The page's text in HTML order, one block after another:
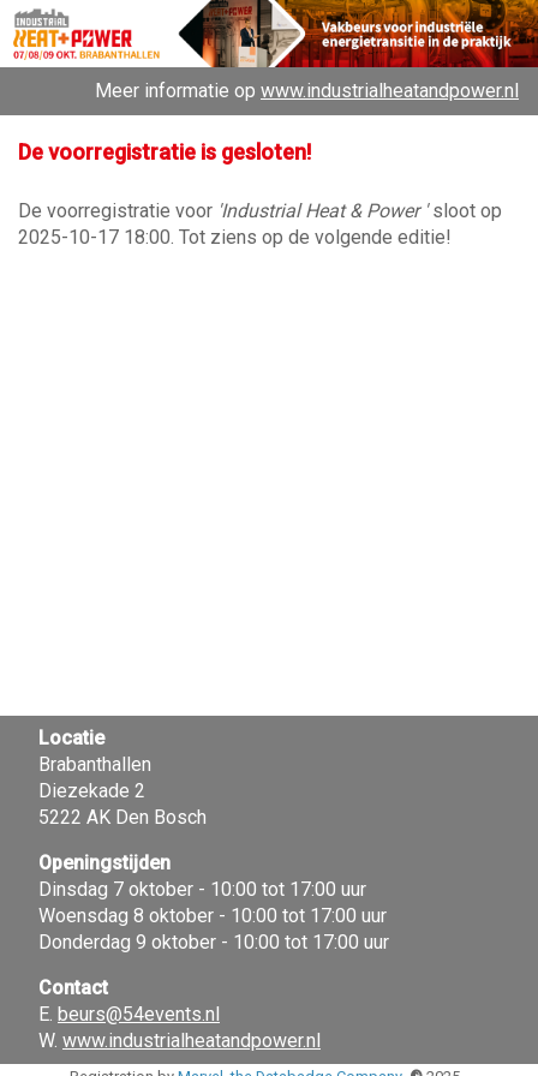
Meer informatie op www.industrialheatandpower.nl
De voorregistratie is gesloten!
De voorregistratie voor 'Industrial Heat & Power ' sloot op
2025-10-17 18:00. Tot ziens op de volgende editie!
Locatie
Brabanthallen
Diezekade 2
5222 AK Den Bosch
Openingstijden
Dinsdag 7 oktober - 10:00 tot 17:00 uur
Woensdag 8 oktober - 10:00 tot 17:00 uur
Donderdag 9 oktober - 10:00 tot 17:00 uur
Contact
E. beurs@54events.nl
W. www.industrialheatandpower.nl